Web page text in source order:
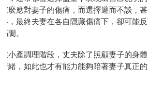
怎麼應對妻子的傷痛，而選擇避而不談，
移，最終夫妻在各自隱藏傷痛下，卻可能
隔閡。
在小產調理階段，丈夫除了照顧妻子的身
情緒，如此也才有能力能夠陪著妻子真正的